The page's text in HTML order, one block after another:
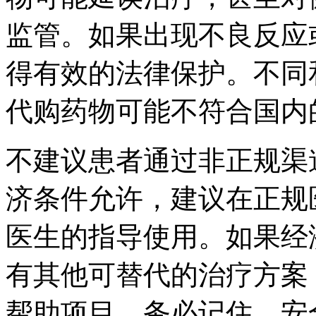
监管。如果出现不良反
得有效的法律保护。不
代购药物可能不符合国
不建议患者通过非正规
济条件允许，建议在正
医生的指导使用。如果
有其他可替代的治疗方